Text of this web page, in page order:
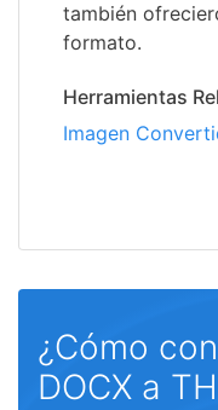
también
formato.
Herramientas
Imagen
¿Cómo
DOCX a